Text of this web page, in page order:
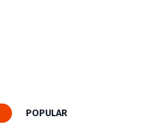
POPULAR